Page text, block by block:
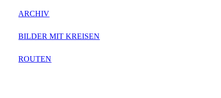
ARCHIV
BILDER MIT KREISEN
ROUTEN